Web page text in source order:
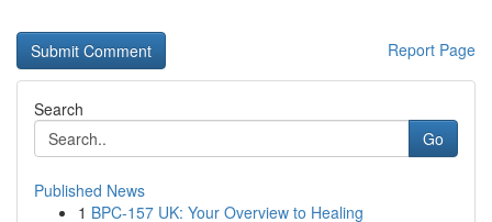
Report Page
Search
Go
Published News
1 BPC-157 UK: Your Overview to Healing